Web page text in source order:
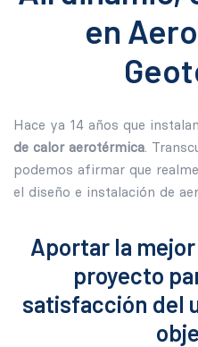
en
Hace ya 14 años que
de calor aerotérmica.
podemos afirmar que
el diseño e instalación de
Aportar la
proyecto
satisfacción del